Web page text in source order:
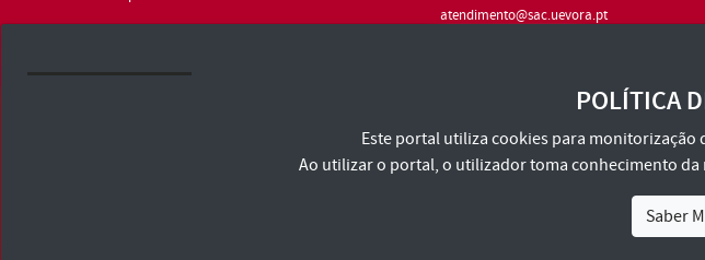
atendimento@sac.uevora.pt
Terms and Conditions and Privacy Policy
POLÍTICA
Este portal utiliza cookies para monitorização
Ao utilizar o portal, o utilizador toma conhecimento da
Saber